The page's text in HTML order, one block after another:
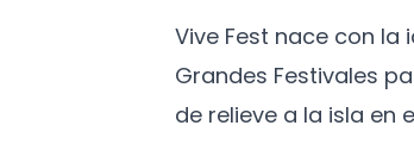
Vive Fest nace con
Grandes Festivales
de relieve a la isla en